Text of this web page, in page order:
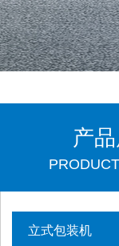
产
立式包装机